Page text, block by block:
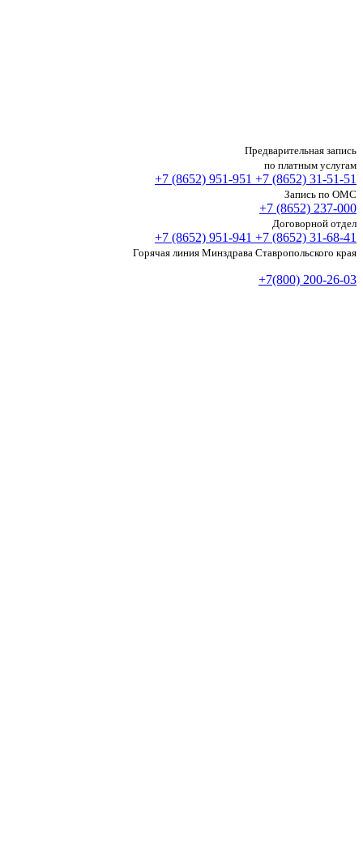
Предварительная запись
по платным услугам
+7 (8652) 951-951 +7 (8652) 31-51-51
Запись по ОМС
+7 (8652) 237-000
Договорной отдел
+7 (8652) 951-941 +7 (8652) 31-68-41
Горячая линия Минздрава Ставропольского края
+7(800) 200-26-03